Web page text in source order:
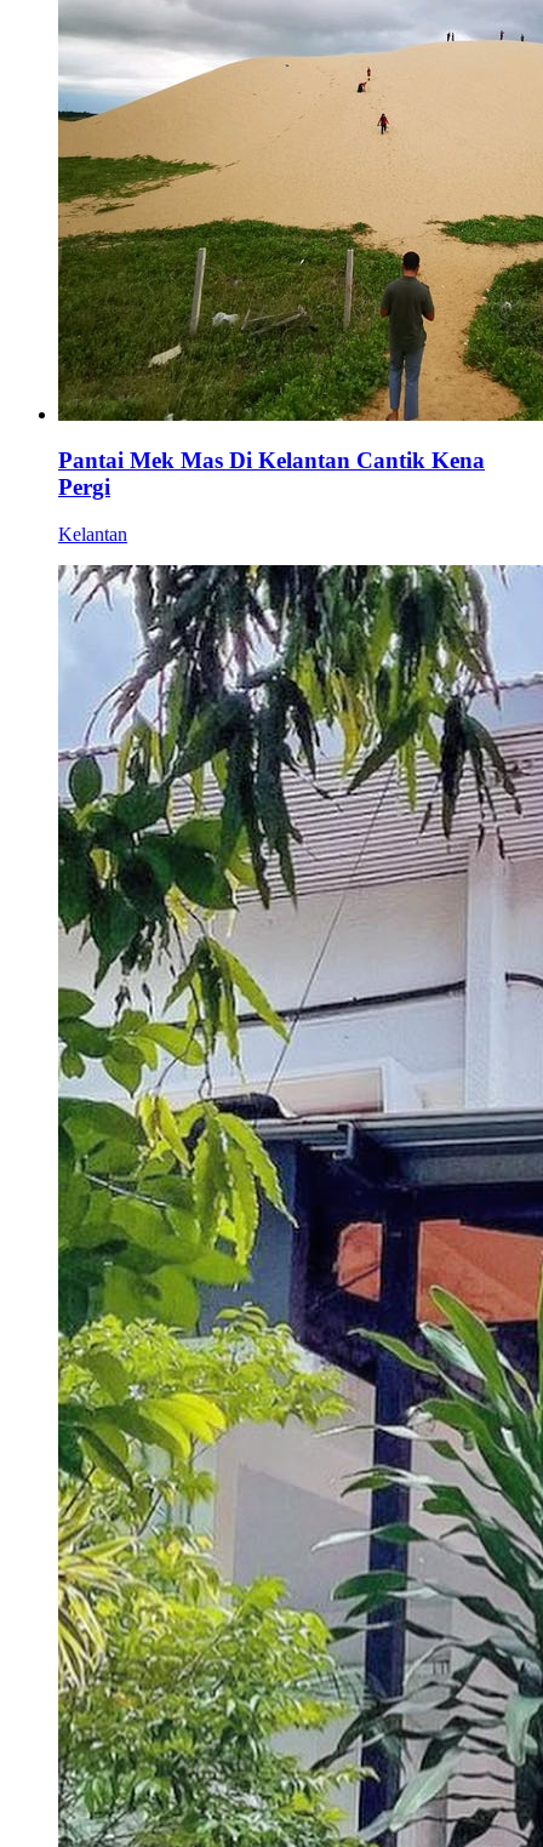
Pantai Mek Mas Di Kelantan Cantik Kena
Pergi
Kelantan